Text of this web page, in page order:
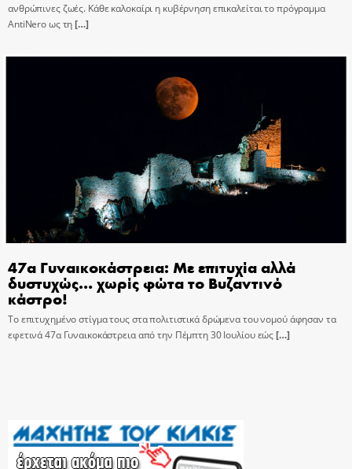
ανθρώπινες ζωές. Κάθε καλοκαίρι η κυβέρνηση επικαλείται το πρόγραμμα
AntiNero ως τη[…]
47α Γυναικοκάστρεια: Με επιτυχία αλλά
δυστυχώς… χωρίς φώτα το Βυζαντινό
κάστρο!
Το επιτυχημένο στίγμα τους στα πολιτιστικά δρώμενα του νομού άφησαν τα
εφετινά 47α Γυναικοκάστρεια από την Πέμπτη 30 Ιουλίου εώς[…]